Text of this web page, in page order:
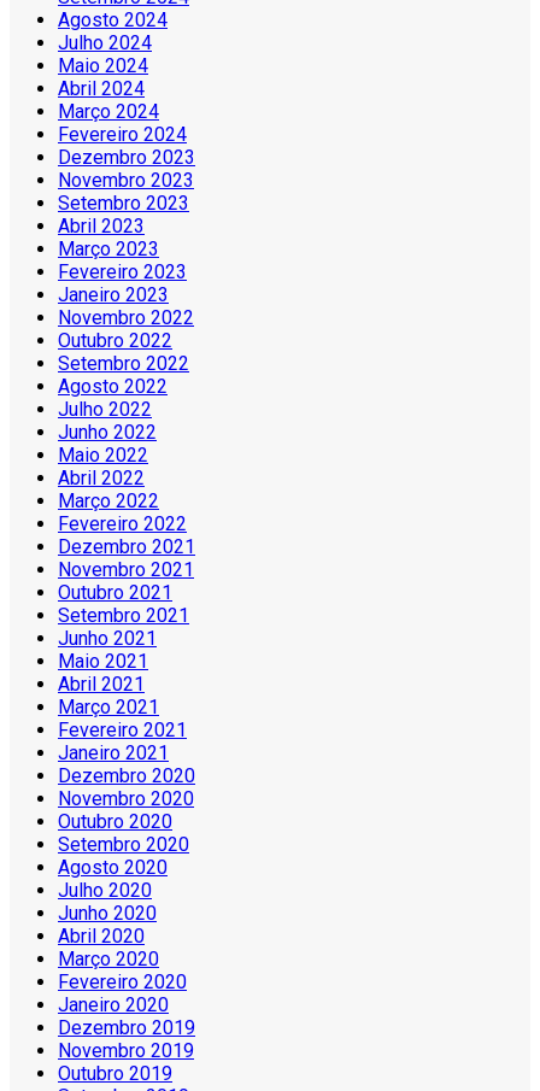
Agosto 2024
Julho 2024
Maio 2024
Abril 2024
Março 2024
Fevereiro 2024
Dezembro 2023
Novembro 2023
Setembro 2023
Abril 2023
Março 2023
Fevereiro 2023
Janeiro 2023
Novembro 2022
Outubro 2022
Setembro 2022
Agosto 2022
Julho 2022
Junho 2022
Maio 2022
Abril 2022
Março 2022
Fevereiro 2022
Dezembro 2021
Novembro 2021
Outubro 2021
Setembro 2021
Junho 2021
Maio 2021
Abril 2021
Março 2021
Fevereiro 2021
Janeiro 2021
Dezembro 2020
Novembro 2020
Outubro 2020
Setembro 2020
Agosto 2020
Julho 2020
Junho 2020
Abril 2020
Março 2020
Fevereiro 2020
Janeiro 2020
Dezembro 2019
Novembro 2019
Outubro 2019